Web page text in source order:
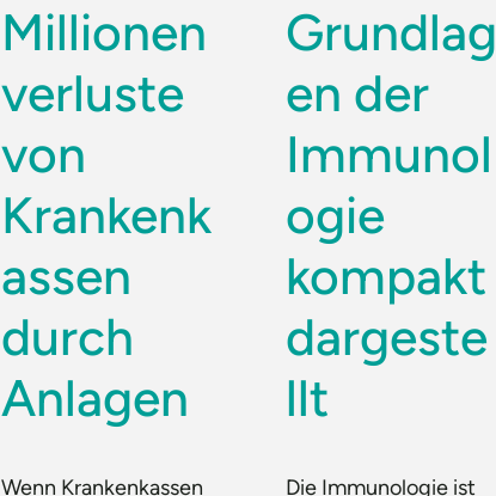
Millionen
verluste
von
Krankenk
assen
durch
Anlagen
Wenn Krankenkassen
Grundlag
en der
Immunol
ogie
kompakt
dargeste
llt
Die Immunologie ist